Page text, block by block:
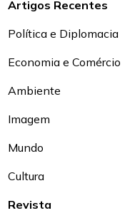
Artigos Recentes
Política e Diplomacia
Economia e Comércio
Ambiente
Imagem
Mundo
Cultura
Revista